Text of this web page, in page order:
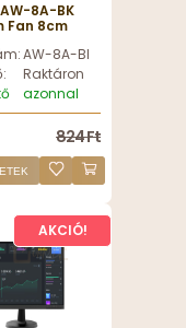
8A-BK
Fan 8cm
AW-8A-BK
Raktáron
azonnal
824 Ft
AKCIÓ!